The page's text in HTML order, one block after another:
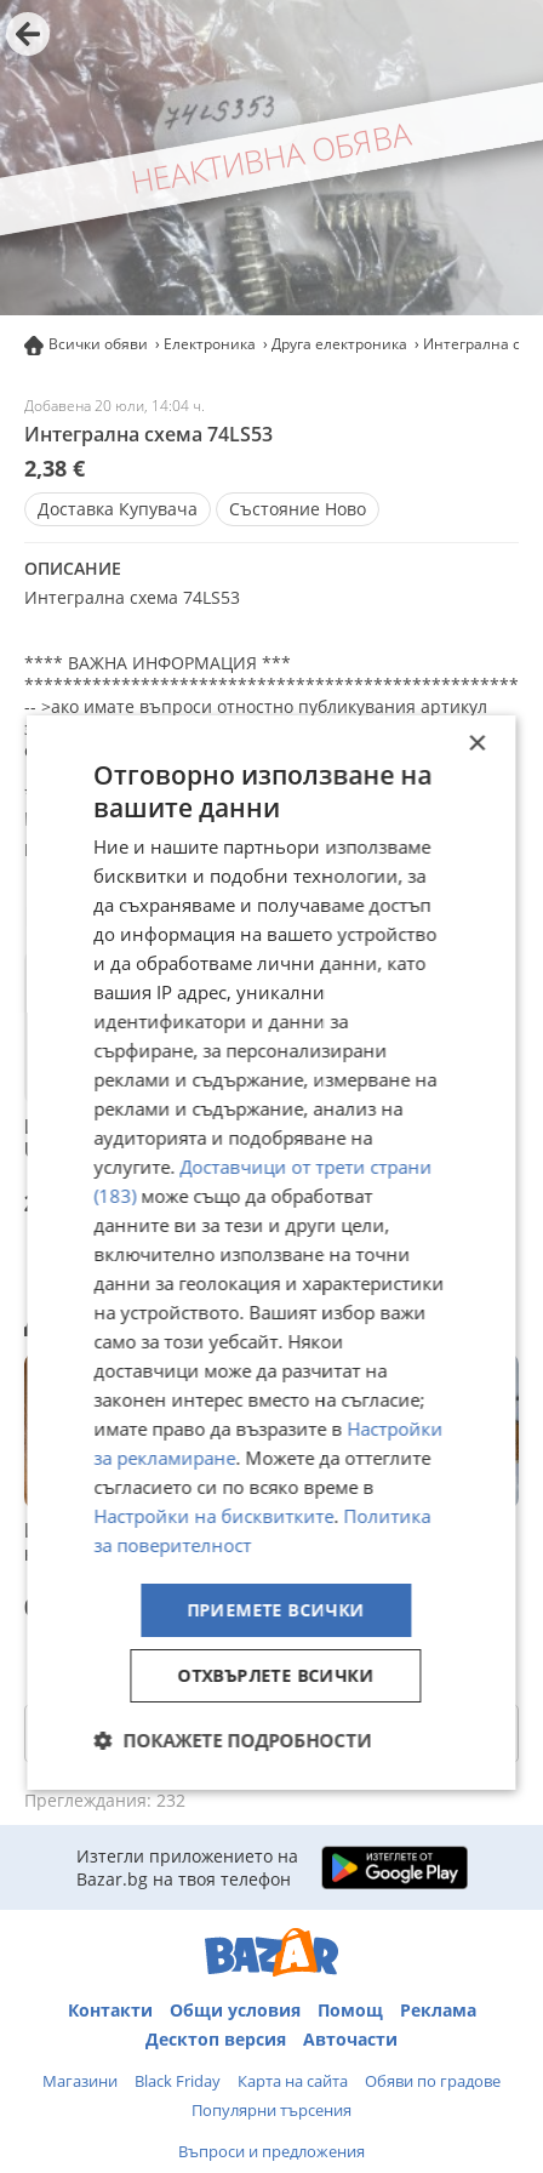
НЕАКТИВНА ОБЯВА
Всички обяви Електроника Друга електроника Интегрална
Добавена 20 юли, 14:04 ч.
Интегрална схема 74LS53
2,38 €
Доставка Купувача Състояние Ново
ОПИСАНИЕ
Интегрална схема 74LS53
**** ВАЖНА ИНФОРМАЦИЯ ***
-- >ако имате въпроси отностно публикувания артикул
звънете на посочения телефон или пишете на
съобщение към обявата.
*** Предлагам Ви нова ( неупотребявана ) българска,
руска и друга
маркова качествена техника от времето когато още не
всичко беше ,, MADE IN CHINA ''
Възстановете вашета стара и вярна техника !
Минимална сума за изпълнение на поръчка - 7 лв. (
комплекстна поръчка един или няколко артикула )
Срок за пращане до 5 дни .
Цената е за 1бр.
За количества - ОТСТЪПКА !
*** ПРАЩАМ САМО ПО ЕКОНТ - Това е единствения
начин да разполагате с това което си харесате и
поръчате !!!
тагове:машина, машини, техника, електроника, уред, стар
уред,
измерване, налягане, температура, промишлена техника,
електронни
програматор, транзистор, транзистор, симистор,
тиристор, оптрон, датчик на хол, реле за време,
контактор, ключ, слушалки, нагревател, кондензатор,
батерия, адаптор, захранване, двигател, трансформатор,
резистор, амперметър, волтметър, реле, реле за време,
таймер, терморегулатор, радиатор, дрелка, лампа, лапми,
мутлицет, дросел, оптрон, термистор, ключ, краен
изключвател, индуктивен датчик, манометър, двигател,
манометър, радио лампа, бутон, бутони,
термоизключвател, кондензатор, светодиод,
термосъпротивление, оптичен датчик, резистор,
резистори, оптрон, транзистор, влагорегулатор,
терморегулатор, измервателна система
Препоръчани за теб
Интегрална схема
UL1401
2,56 €
Интегрална схема
A301D
2,56 €
L293D
2,30 €
Другите разглеждат също
Интегрална схема
к1лб557
0,51 €
Интегрална схема
741
0,20 €
Интегрална схема
16 €
Категории
Преглеждания: 232
Изтегли приложението на
Bazar.bg на твоя телефон
Контакти Общи условия Помощ
Реклама
Десктоп версия
Авточасти
Магазини Black Friday Карта на сайта
Обяви по градове
Популярни търсения
Въпроси и предложения
×
Отговорно използване на
вашите данни
Ние и нашите партньори използваме
бисквитки и подобни технологии, за
да съхраняваме и получаваме достъп
до информация на вашето устройство
и да обработваме лични данни, като
вашия IP адрес, уникални
идентификатори и данни за
сърфиране, за персонализирани
реклами и съдържание, измерване на
реклами и съдържание, анализ на
аудиторията и подобряване на
услугите. Доставчици от трети страни
(183)може също да обработват
данните ви за тези и други цели,
включително използване на точни
данни за геолокация и характеристики
на устройството. Вашият избор важи
само за този уебсайт. Някои
доставчици може да разчитат на
законен интерес вместо на съгласие;
имате право да възразите в Настройки
за рекламиране. Можете да оттеглите
съгласието си по всяко време в
Настройки на бисквитките. Политика
за поверителност
ПРИЕМЕТЕ ВСИЧКИ
ОТХВЪРЛЕТЕ ВСИЧКИ
ПОКАЖЕТЕ ПОДРОБНОСТИ